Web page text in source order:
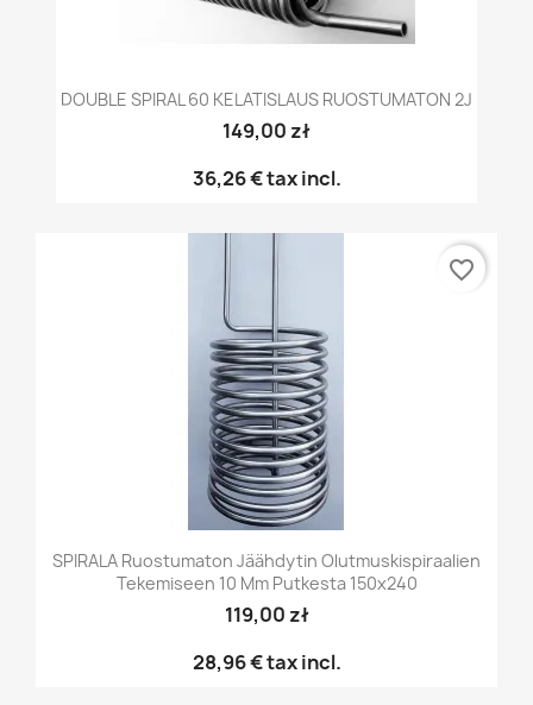
DOUBLE SPIRAL 60 KELATISLAUS RUOSTUMATON 2J
149,00 zł
36,26 €tax incl.
SPIRALA Ruostumaton Jäähdytin Olutmuskispiraalien
Tekemiseen 10 Mm Putkesta 150x240
119,00 zł
28,96 €tax incl.
favorite_border